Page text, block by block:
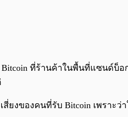
ที่ร้านค้าในพื้นที่แซนด์บ็อ
ยงของคนที่รับ Bitcoin เพราะ